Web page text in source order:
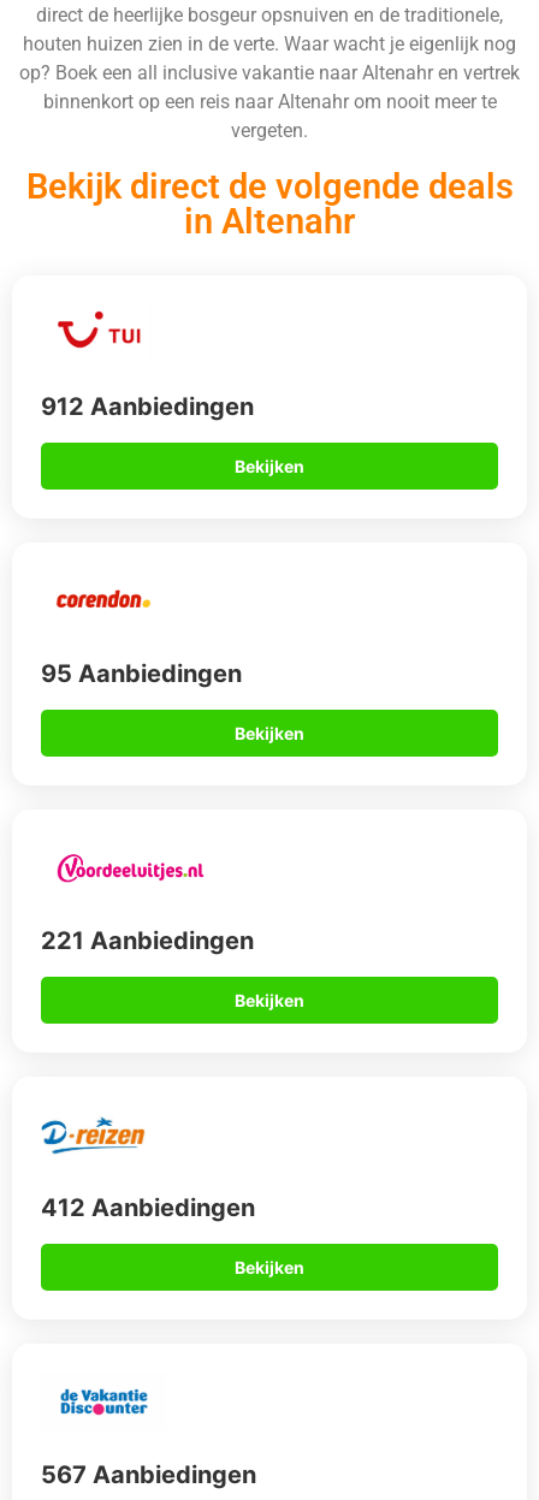
direct de heerlijke bosgeur opsnuiven en de traditionele,
houten huizen zien in de verte. Waar wacht je eigenlijk nog
op? Boek een all inclusive vakantie naar Altenahr en vertrek
binnenkort op een reis naar Altenahr om nooit meer te
vergeten.
Bekijk direct de volgende deals
in Altenahr
912 Aanbiedingen
Bekijken
95 Aanbiedingen
Bekijken
221 Aanbiedingen
Bekijken
412 Aanbiedingen
Bekijken
567 Aanbiedingen